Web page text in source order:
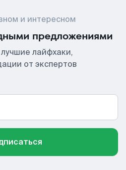
и интересном
предложениями
лайфхаки,
от экспертов